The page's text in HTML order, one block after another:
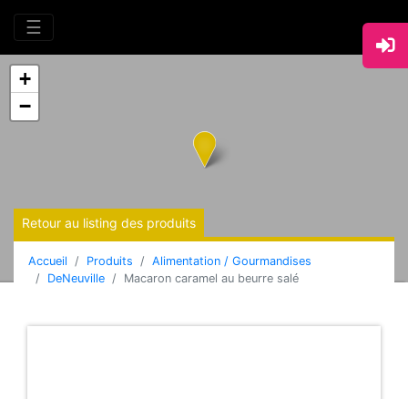
☰
+
−
Retour au listing des produits
Accueil Produits
Alimentation / Gourmandises
DeNeuville
Macaron caramel au beurre salé